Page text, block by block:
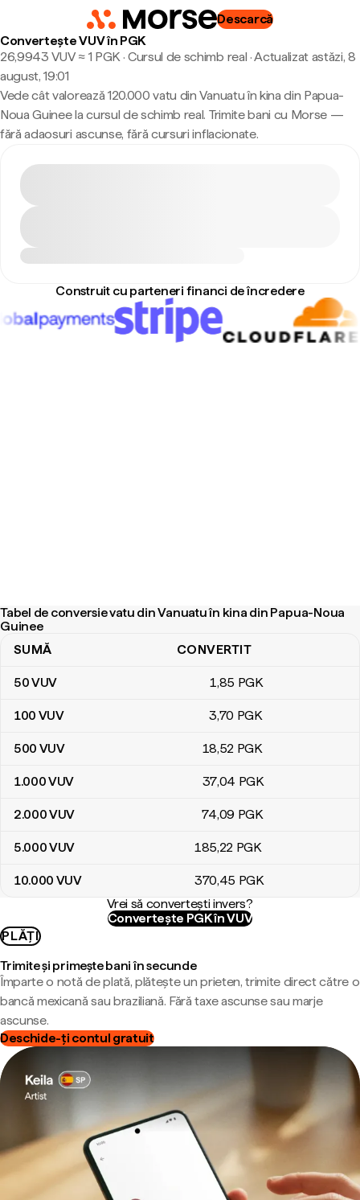
Descarcă
Convertește VUV în PGK
26,9943 VUV ≈ 1 PGK · Cursul de schimb real ·Actualizat astăzi, 8
august, 19:01
Vede cât valorează 120.000 vatu din Vanuatu în kina din Papua-
Noua Guinee la cursul de schimb real. Trimite bani cu Morse —
fără adaosuri ascunse, fără cursuri inflacionate.
Construit cu parteneri financi de încredere
Tabel de conversie vatu din Vanuatu în kina din Papua-Noua
Guinee
Tabel de conversie vatu din Vanuatu în kina din Papua-Noua
SUMĂ CONVERTIT
50VUV 1,85 PGK
100 VUV 3,70 PGK
500 VUV 18,52 PGK
1.000VUV 37,04 PGK
2.000VUV 74,09 PGK
5.000VUV 185,22 PGK
10.000 VUV 370,45 PGK
Vrei să convertești invers?
Convertește PGK în VUV
PLĂȚI
Trimite și primește bani în secunde
Împarte o notă de plată, plătește un prieten, trimite direct către o
bancă mexicană sau braziliană. Fără taxe ascunse sau marje
ascunse.
Deschide-ți contul gratuit